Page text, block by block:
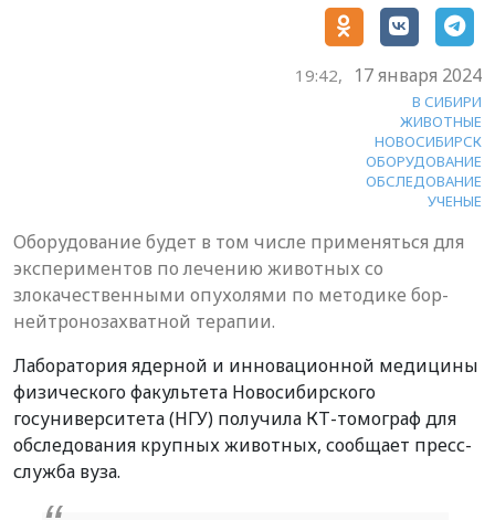
19:42, 17 января 2024
В СИБИРИ
ЖИВОТНЫЕ
НОВОСИБИРСК
ОБОРУДОВАНИЕ
ОБСЛЕДОВАНИЕ
УЧЕНЫЕ
Оборудование будет в том числе применяться для
экспериментов по лечению животных со
злокачественными опухолями по методике бор-
нейтронозахватной терапии.
Лаборатория ядерной и инновационной медицины
физического факультета Новосибирского
госуниверситета (НГУ) получила КТ-томограф для
обследования крупных животных, сообщает пресс-
служба вуза.